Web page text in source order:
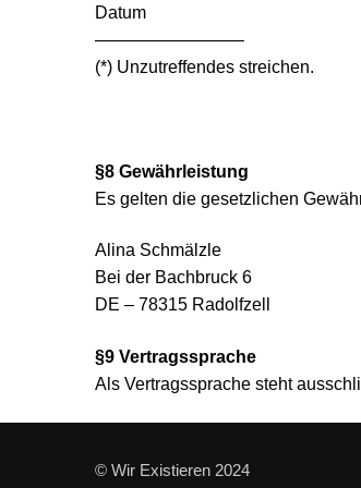
Datum
————————–
(*) Unzutreffendes streichen.
§8 Gewährleistung
Es gelten die gesetzlichen
Alina Schmälzle
Bei der Bachbruck 6
DE – 78315 Radolfzell
§9 Vertragssprache
Als Vertragssprache steht
© Wir Existieren 2024